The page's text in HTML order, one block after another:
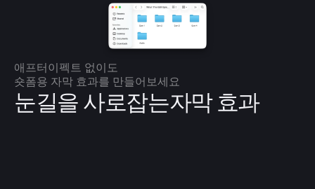
애프터이펙트 없이도
숏폼용 자막 효과를 만들어보세요
눈길을 사로잡는자막 효과